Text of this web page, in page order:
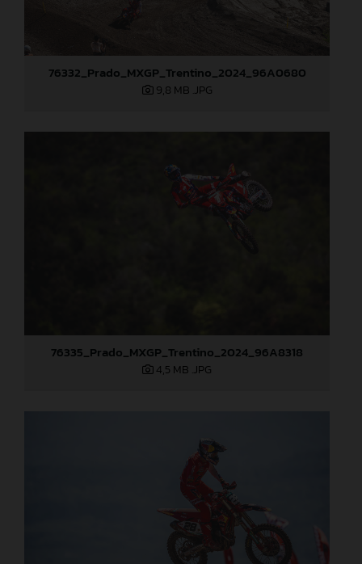
76332_Prado_MXGP_Trentino_2024_96A0680
9,8 MB .JPG
76335_Prado_MXGP_Trentino_2024_96A8318
4,5 MB .JPG